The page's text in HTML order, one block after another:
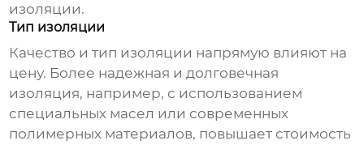
изоляции.
Тип изоляции
Качество и тип изоляции напрямую влияют на
цену. Более надежная и долговечная
изоляция, например, с использованием
специальных масел или современных
полимерных материалов, повышает стоимость